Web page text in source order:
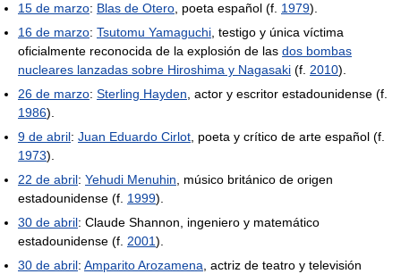
15 de marzo: Blas de Otero, poeta español (f. 1979).
16 de marzo: Tsutomu Yamaguchi, testigo y única víctima
oficialmente reconocida de la explosión de las dos bombas
nucleares lanzadas sobre Hiroshima y Nagasaki (f. 2010).
26 de marzo: Sterling Hayden, actor y escritor estadounidense (f.
1986).
9 de abril: Juan Eduardo Cirlot, poeta y crítico de arte español (f.
1973).
22 de abril: Yehudi Menuhin, músico británico de origen
estadounidense (f. 1999).
30 de abril: Claude Shannon, ingeniero y matemático
estadounidense (f. 2001).
30 de abril: Amparito Arozamena, actriz de teatro y televisión